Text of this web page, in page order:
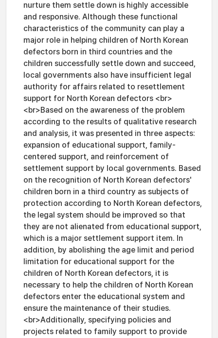
nurture them settle down is highly accessible
and responsive. Although these functional
characteristics of the community can play a
major role in helping children of North Korean
defectors born in third countries and the
children successfully settle down and succeed,
local governments also have insufficient legal
authority for affairs related to resettlement
support for North Korean defectors <br>
<br>Based on the awareness of the problem
according to the results of qualitative research
and analysis, it was presented in three aspects:
expansion of educational support, family-
centered support, and reinforcement of
settlement support by local governments. Based
on the recognition of North Korean defectors'
children born in a third country as subjects of
protection according to North Korean defectors,
the legal system should be improved so that
they are not alienated from educational support,
which is a major settlement support item. In
addition, by abolishing the age limit and period
limitation for educational support for the
children of North Korean defectors, it is
necessary to help the children of North Korean
defectors enter the educational system and
ensure the maintenance of their studies.
<br>Additionally, specifying policies and
projects related to family support to provide